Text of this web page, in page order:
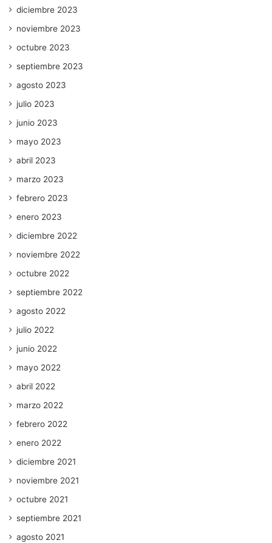
diciembre 2023
noviembre 2023
octubre 2023
septiembre 2023
agosto 2023
julio 2023
junio 2023
mayo 2023
abril 2023
marzo 2023
febrero 2023
enero 2023
diciembre 2022
noviembre 2022
octubre 2022
septiembre 2022
agosto 2022
julio 2022
junio 2022
mayo 2022
abril 2022
marzo 2022
febrero 2022
enero 2022
diciembre 2021
noviembre 2021
octubre 2021
septiembre 2021
agosto 2021